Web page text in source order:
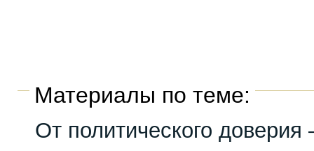
Материалы по теме:
От политического